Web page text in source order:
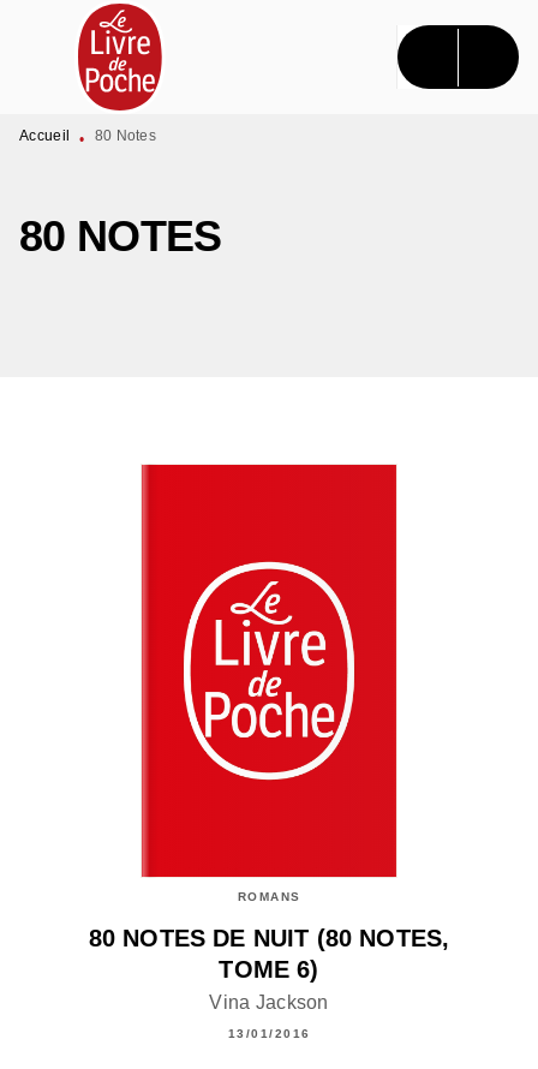
MENU RECHERCHE CONTENU
PIED DE PAGE
Accueil • 80 Notes
80 NOTES
ROMANS
80 NOTES DE NUIT (80 NOTES,
TOME 6)
Vina Jackson
13/01/2016